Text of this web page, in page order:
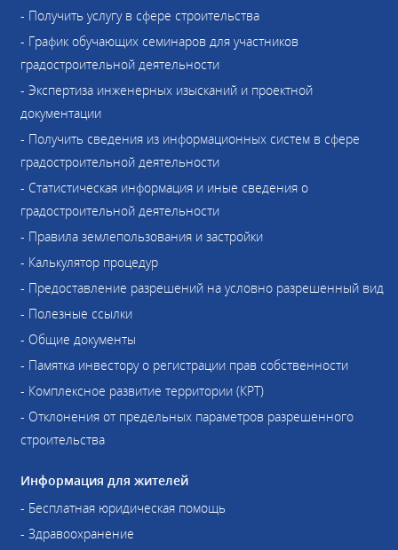
- Получить услугу в сфере строительства
- График обучающих семинаров для участников
градостроительной деятельности
- Экспертиза инженерных изысканий и проектной
документации
- Получить сведения из информационных систем в сфере
градостроительной деятельности
- Статистическая информация и иные сведения о
градостроительной деятельности
- Правила землепользования и застройки
- Калькулятор процедур
- Предоставление разрешений на условно разрешенный вид
- Полезные ссылки
- Общие документы
- Памятка инвестору о регистрации прав собственности
- Комплексное развитие территории (КРТ)
- Отклонения от предельных параметров разрешенного
строительства
Информация для жителей
- Бесплатная юридическая помощь
- Здравоохранение